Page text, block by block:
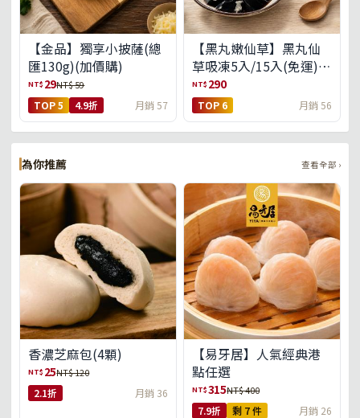
【金品】獨享小披薩(總
匯130g)(加價購)
NT$ 29NT$ 59
TOP 5 4.9折 月銷 57
【黑丸嫩仙草】黑丸仙
草吸凍5入/15入(免運)
(預購中8/14出貨)
NT$ 290
TOP 6 月銷 56
為你推薦 查看全部 ›
香濃芝麻包(4顆)
NT$ 25NT$ 120
2.1折 月銷 36
【易牙居】人氣經典港
點任選
NT$315NT$ 400
7.9折 剩 7 件 月銷 26